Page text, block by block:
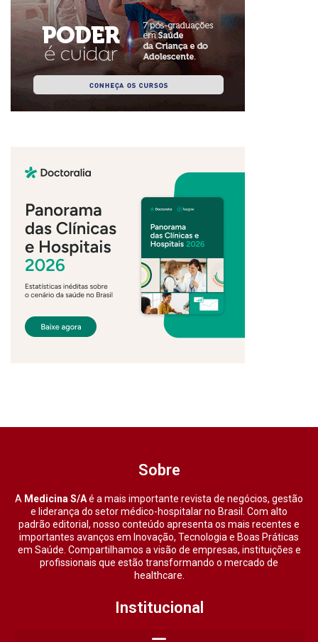
Sobre
A Medicina S/Aé a mais importante revista de negócios, gestão
e liderança do setor médico-hospitalar no Brasil. Com alto
padrão editorial, nosso conteúdo apresenta os mais recentes e
importantes avanços em Inovação, Tecnologia e Boas Práticas
em Saúde. Compartilhamos a visão de empresas, instituições e
profissionais que estão transformando o mercado de
healthcare.
Institucional